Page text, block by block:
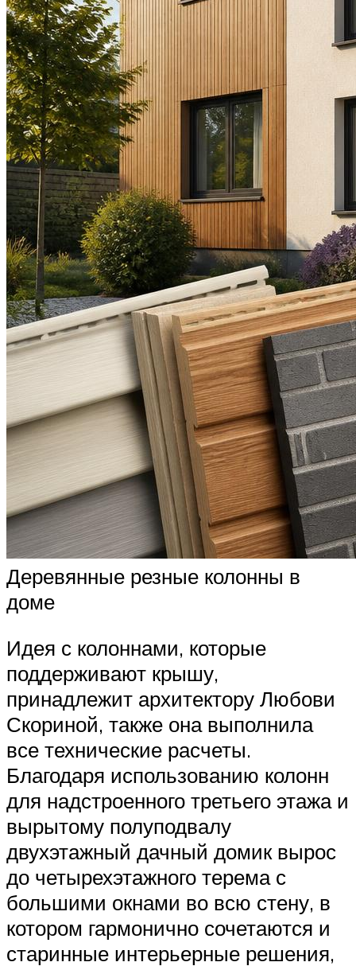
Деревянные резные колонны в
доме
Идея с колоннами, которые
поддерживают крышу,
принадлежит архитектору Любови
Скориной, также она выполнила
все технические расчеты.
Благодаря использованию колонн
для надстроенного третьего этажа и
вырытому полуподвалу
двухэтажный дачный домик вырос
до четырехэтажного терема с
большими окнами во всю стену, в
котором гармонично сочетаются и
старинные интерьерные решения,